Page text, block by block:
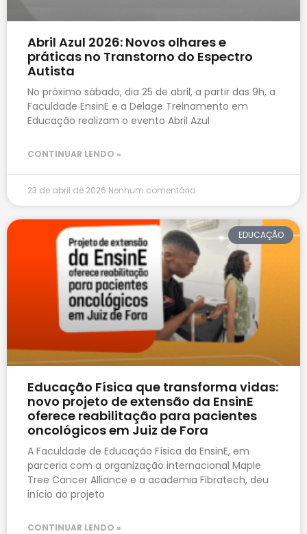
Abril Azul 2026: Novos olhares e
práticas no Transtorno do Espectro
Autista
No próximo sábado, dia 25 de abril, a partir das 9h, a
Faculdade EnsinE e a Delage Treinamento em
Educação realizam o evento Abril Azul
CONTINUAR LENDO »
23 de abril de 2026 Nenhum comentário
EDUCAÇÃO
Educação Física que transforma vidas:
novo projeto de extensão da EnsinE
oferece reabilitação para pacientes
oncológicos em Juiz de Fora
A Faculdade de Educação Física da EnsinE, em
parceria com a organização internacional Maple
Tree Cancer Alliance e a academia Fibratech, deu
início ao projeto
CONTINUAR LENDO »